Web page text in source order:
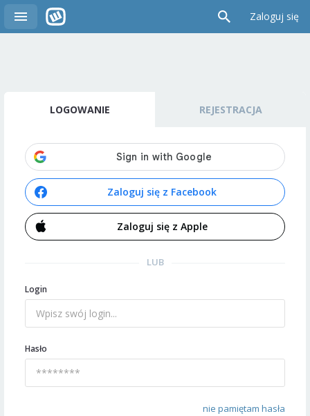
Zaloguj się
LOGOWANIE REJESTRACJA
Zaloguj się z Facebook
Zaloguj się z Apple
LUB
Login
Hasło
nie pamiętam hasła